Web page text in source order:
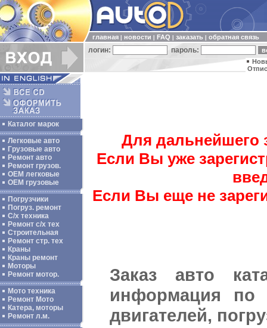
главная новости FAQ заказать обратная связь
логин: пароль:
Каталог марок
Легковые авто
Грузовые авто
Ремонт авто
Ремонт грузов.
ОЕМ легковые
OEM грузовые
Погрузчики
Погруз. ремонт
С/х техника
Ремонт с/х тех
Строительная
Ремонт стр. тех
Краны
Краны ремонт
Моторы
Ремонт мотор.
Мото техника
Ремонт Мото
Катера, моторы
Ремонт л.м.
Для дальнейшего
Если Вы уже
Если Вы еще не
Заказ авто
информация по
двигателей,